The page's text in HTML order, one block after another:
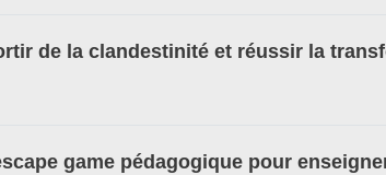
de la clandestinité et réussir la
game pédagogique pour